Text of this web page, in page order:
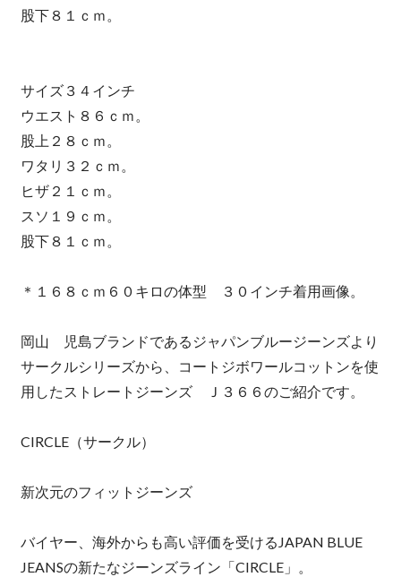
股下８１ｃｍ。
サイズ３４インチ
ウエスト８６ｃｍ。
股上２８ｃｍ。
ワタリ３２ｃｍ。
ヒザ２１ｃｍ。
スソ１９ｃｍ。
股下８１ｃｍ。
＊１６８ｃｍ６０キロの体型 ３０インチ着用画像。
岡山 児島ブランドであるジャパンブルージーンズより
サークルシリーズから、コートジボワールコットンを使
用したストレートジーンズ Ｊ３６６のご紹介です。
CIRCLE（サークル）
新次元のフィットジーンズ
バイヤー、海外からも高い評価を受けるJAPAN BLUE
JEANSの新たなジーンズライン「CIRCLE」。